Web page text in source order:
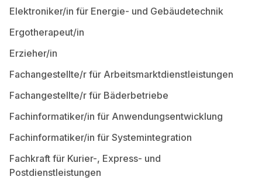
Elektroniker/in für Energie- und Gebäudetechnik
Ergotherapeut/in
Erzieher/in
Fachangestellte/r für Arbeitsmarktdienstleistungen
Fachangestellte/r für Bäderbetriebe
Fachinformatiker/in für Anwendungsentwicklung
Fachinformatiker/in für Systemintegration
Fachkraft für Kurier-, Express- und
Postdienstleistungen